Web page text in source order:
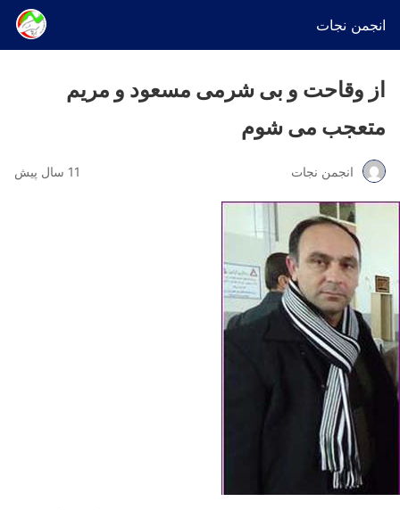
انجمن نجات
از وقاحت و بی شرمی مسعود و مریم
متعجب می شوم
انجمن نجات 11 سال پیش